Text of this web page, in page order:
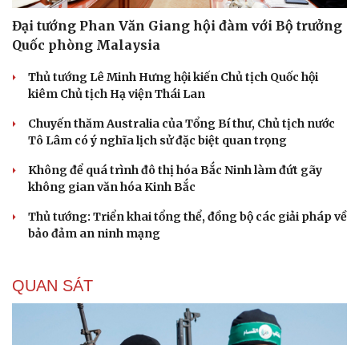
Cải chính
Đại tướng Phan Văn Giang hội đàm với Bộ trưởng
Quốc phòng Malaysia
Thủ tướng Lê Minh Hưng hội kiến Chủ tịch Quốc hội
kiêm Chủ tịch Hạ viện Thái Lan
Chuyến thăm Australia của Tổng Bí thư, Chủ tịch nước
Tô Lâm có ý nghĩa lịch sử đặc biệt quan trọng
Không để quá trình đô thị hóa Bắc Ninh làm đứt gãy
không gian văn hóa Kinh Bắc
Thủ tướng: Triển khai tổng thể, đồng bộ các giải pháp về
bảo đảm an ninh mạng
QUAN SÁT